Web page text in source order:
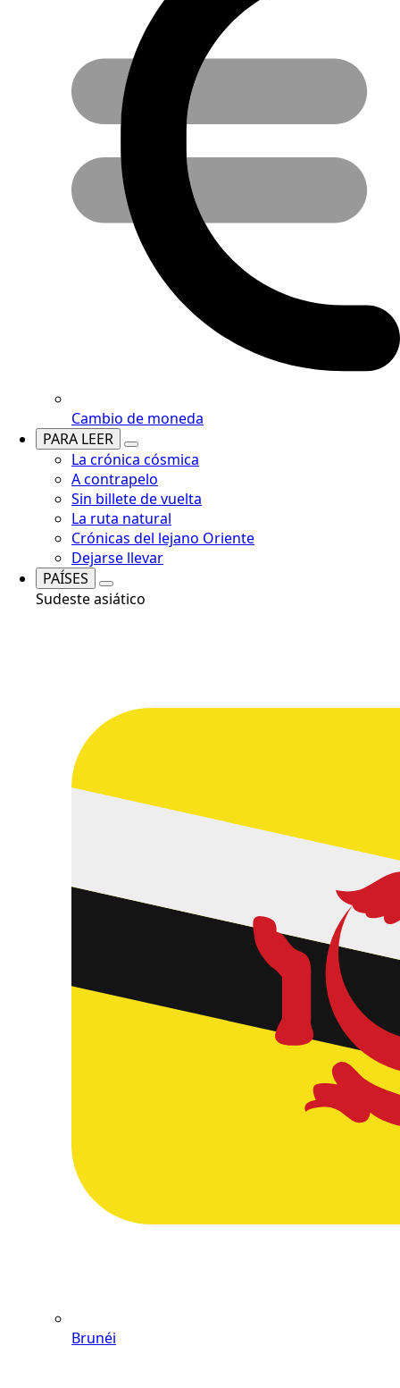
Cambio de moneda
PARA LEER
La crónica cósmica
A contrapelo
Sin billete de vuelta
La ruta natural
Crónicas del lejano Oriente
Dejarse llevar
PAÍSES
Sudeste asiático
Brunéi